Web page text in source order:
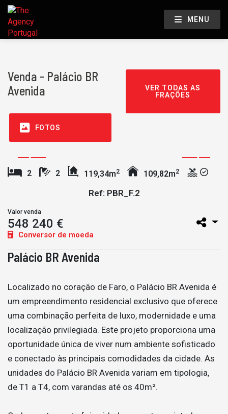
MENU
Venda - Palácio BR
Avenida
VER TODAS AS
FRAÇÕES
FOTOS
2 2 119,34m2 109,82m2
Ref: PBR_F.2
Valor venda
548 240 €
Conversor de moeda
Palácio BR Avenida
Localizado no coração de Faro, o Palácio BR Avenida é
um empreendimento residencial exclusivo que oferece
uma combinação perfeita de luxo, modernidade e uma
localização privilegiada. Este projeto proporciona uma
oportunidade única de viver num ambiente sofisticado
e conectado às principais comodidades da cidade. As
unidades do Palácio BR Avenida variam em tipologia,
de T1 a T4, com varandas até os 40m².